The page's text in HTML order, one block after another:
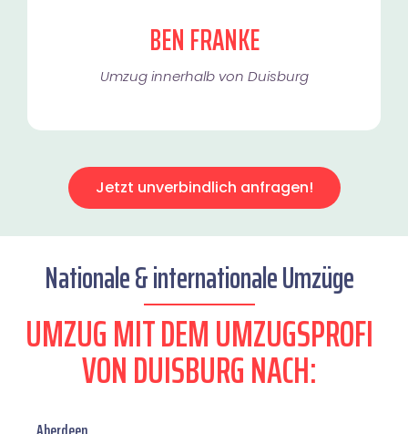
BEN FRANKE
Umzug innerhalb von Duisburg​
Jetzt unverbindlich anfragen!
Nationale & internationale Umzüge
UMZUG MIT DEM UMZUGSPROFI
VON DUISBURG NACH: